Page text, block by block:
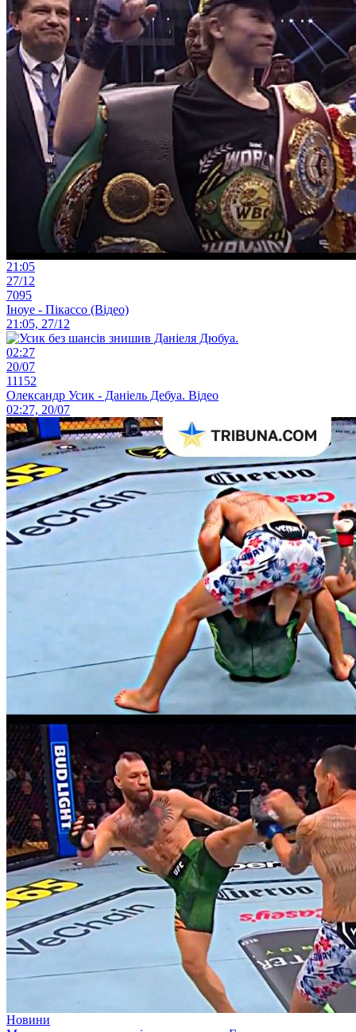
21:05
27/12
7095
Іноуе - Пікассо (Відео)
21:05, 27/12
02:27
20/07
11152
Олександр Усик - Даніель Дебуа. Відео
02:27, 20/07
Новини